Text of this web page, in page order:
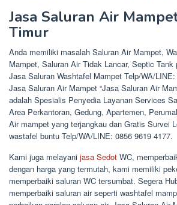
Jasa Saluran Air
Timur
Anda memiliki masalah Saluran Air Mampet,
Mampet, Saluran Air Tidak Lancar, Septic Tank
Jasa Saluran Washtafel Mampet Telp/WA/
Jasa Saluran Air Mampet “Jasa Saluran Air
adalah Spesialis Penyedia Layanan Services
Area Perkantoran, Gedung, Apartemen,
Air mampet yang terjangkau dan Gratis Survei
wastafel buntu Telp/WA/LINE: 0856 9619 4177.
Kami juga melayani jasa Sedot WC,
dengan harga yang termutah, kami memiliki
memperbaiki saluran WC tersumbat. Segera
memperbaiki saluran air seperti washtafel